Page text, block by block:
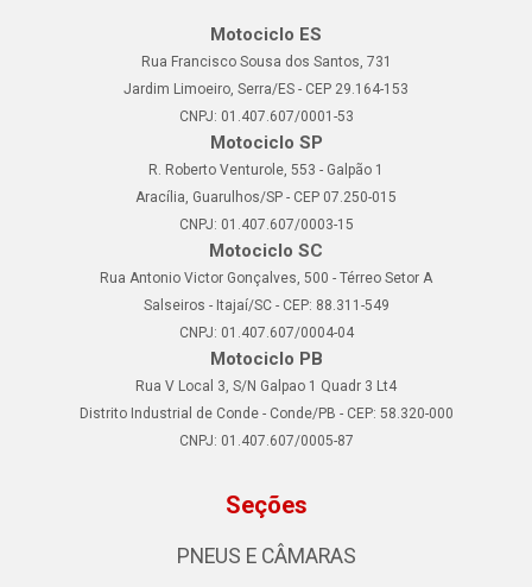
Motociclo ES
Rua Francisco Sousa dos Santos, 731
Jardim Limoeiro, Serra/ES - CEP 29.164-153
CNPJ: 01.407.607/0001-53
Motociclo SP
R. Roberto Venturole, 553 - Galpão 1
Aracília, Guarulhos/SP - CEP 07.250-015
CNPJ: 01.407.607/0003-15
Motociclo SC
Rua Antonio Victor Gonçalves, 500 - Térreo Setor A
Salseiros - Itajaí/SC - CEP: 88.311-549
CNPJ: 01.407.607/0004-04
Motociclo PB
Rua V Local 3, S/N Galpao 1 Quadr 3 Lt4
Distrito Industrial de Conde - Conde/PB - CEP: 58.320-000
CNPJ: 01.407.607/0005-87
Seções
PNEUS E CÂMARAS